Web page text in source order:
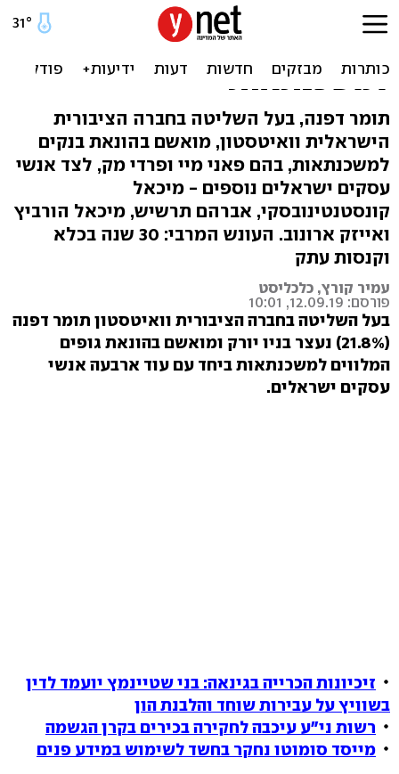
אישום בארה"ב: ישראלים
הונו במיליונים בנקים
למשכנתאות
תומר דפנה, בעל השליטה בחברה הציבורית
הישראלית וואיטסטון, מואשם בהונאת בנקים
למשכנתאות, בהם פאני מיי ופרדי מק, לצד אנשי
עסקים ישראלים נוספים - מיכאל
קונסטנטינובסקי, אברהם תרשיש, מיכאל הורביץ
ואייזק ארונוב. העונש המרבי: 30 שנה בכלא
וקנסות עתק
עמיר קורץ, כלכליסט
פורסם: 12.09.19, 10:01
בעל השליטה בחברה הציבורית וואיטסטון תומר דפנה
(21.8%) נעצר בניו יורק ומואשם בהונאת גופים
המלווים למשכנתאות ביחד עם עוד ארבעה אנשי
עסקים ישראלים.
זיכיונות הכרייה בגינאה: בני שטיינמץ יועמד לדין
בשוויץ על עבירות שוחד והלבנת הון
רשות ני"ע עיכבה לחקירה בכירים בקרן הגשמה
מייסד סומוטו נחקר בחשד לשימוש במידע פנים